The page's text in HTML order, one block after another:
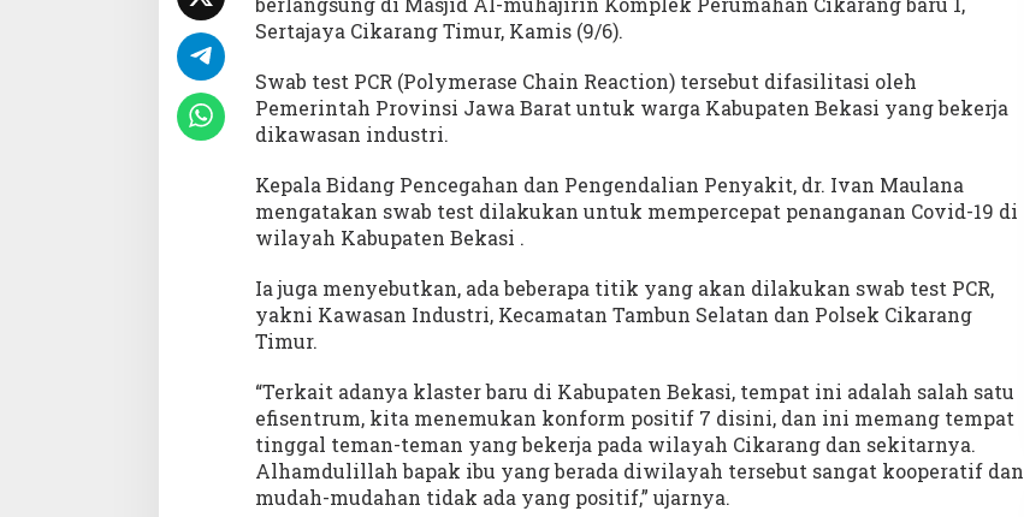
v
i
-
1
9
,
e
m
k
a
B
e
i
B
e
s
a
Sertajaya Cikarang Timur, Kamis (9/6).
Swab test PCR (Polymerase Chain Reaction) tersebut difasilitasi oleh
Pemerintah Provinsi Jawa Barat untuk warga Kabupaten Bekasi yang bekerja
dikawasan industri.
Kepala Bidang Pencegahan dan Pengendalian Penyakit, dr. Ivan Maulana
mengatakan swab test dilakukan untuk mempercepat penanganan Covid-19 di
wilayah Kabupaten Bekasi .
Ia juga menyebutkan, ada beberapa titik yang akan dilakukan swab test PCR,
yakni Kawasan Industri, Kecamatan Tambun Selatan dan Polsek Cikarang
Timur.
“Terkait adanya klaster baru di Kabupaten Bekasi, tempat ini adalah salah satu
efisentrum, kita menemukan konform positif 7 disini, dan ini memang tempat
tinggal teman-teman yang bekerja pada wilayah Cikarang dan sekitarnya.
Alhamdulillah bapak ibu yang berada diwilayah tersebut sangat kooperatif dan
mudah-mudahan tidak ada yang positif,” ujarnya.